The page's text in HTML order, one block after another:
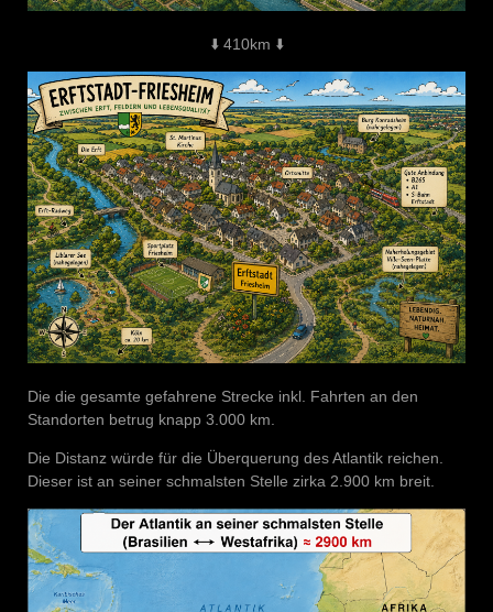
⬇️ 410km ⬇️
Die die gesamte gefahrene Strecke inkl. Fahrten an den
Standorten betrug knapp 3.000 km.
Die Distanz würde für die Überquerung des Atlantik reichen.
Dieser ist an seiner schmalsten Stelle zirka 2.900 km breit.